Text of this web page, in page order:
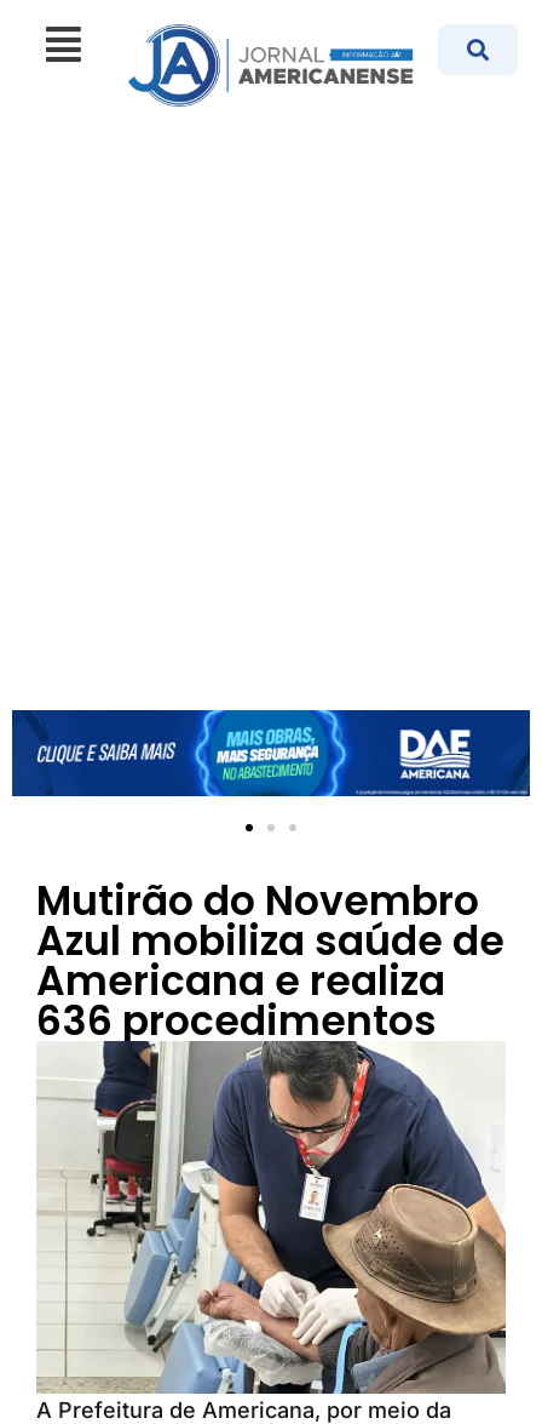
Mutirão do Novembro
Azul mobiliza saúde de
Americana e realiza
636 procedimentos
A Prefeitura de Americana, por meio da